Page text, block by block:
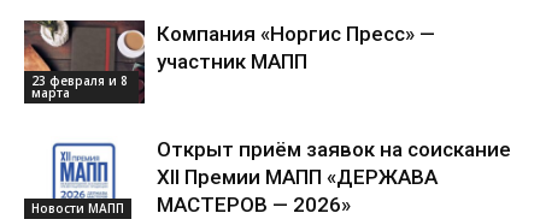
23 февраля и 8
марта
Компания «Норгис Пресс» —
участник МАПП
Новости МАПП
Открыт приём заявок на соискание
XII Премии МАПП «ДЕРЖАВА
МАСТЕРОВ — 2026»